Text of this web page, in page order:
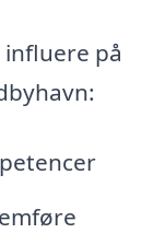
på